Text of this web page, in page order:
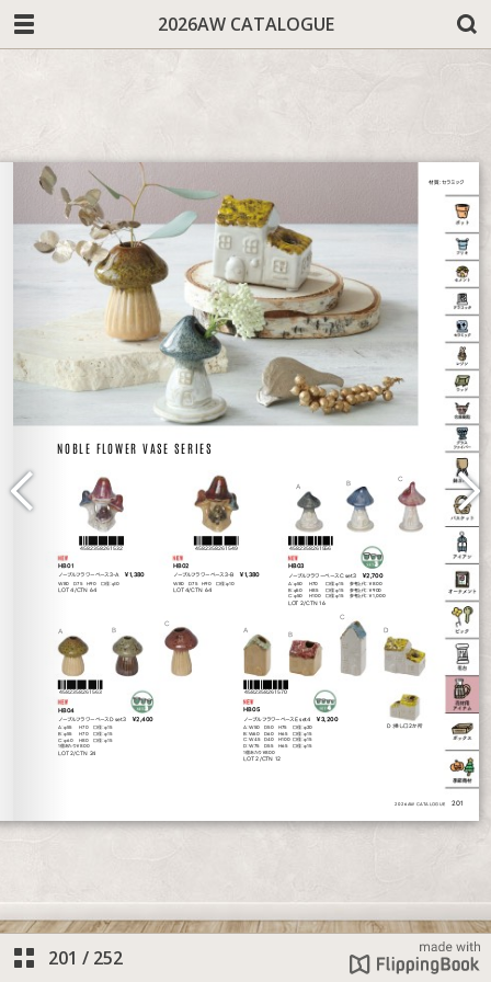
2026AW CATALOGUE
201 / 252